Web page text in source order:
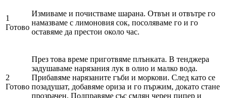
1
Готово
Измиваме и почистваме шарана. Отвън и отвътре го
намазваме с лимоновия сок, посоляваме го и го
оставяме да престои около час.
2
Готово
През това време приготвяме плънката. В тенджера
задушаваме нарязания лук в олио и малко вода.
Прибавяме нарязаните гъби и моркови. След като се
позадушат, добавяме ориза и го пържим, докато стане
прозрачен. Подправяме със смлян черен пипер и